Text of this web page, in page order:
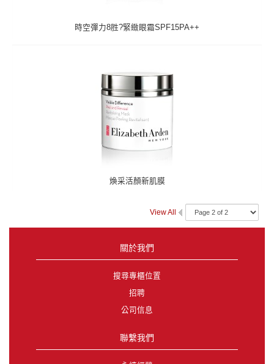
時空彈力8胜?緊緻眼霜SPF15PA++
煥采活顏新肌膜
View All
關於我們
搜尋專櫃位置
招聘
公司信息
聯繫我們